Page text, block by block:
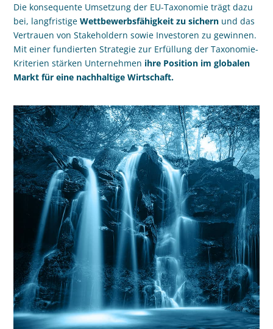
Die konsequente Umsetzung der EU-Taxonomie trägt dazu
bei, langfristigeWettbewerbsfähigkeit zu sichern und das
Vertrauen von Stakeholdern sowie Investoren zu gewinnen.
Mit einer fundierten Strategie zur Erfüllung der Taxonomie-
Kriterien stärken Unternehmen ihre Position im globalen
Markt für eine nachhaltige Wirtschaft.